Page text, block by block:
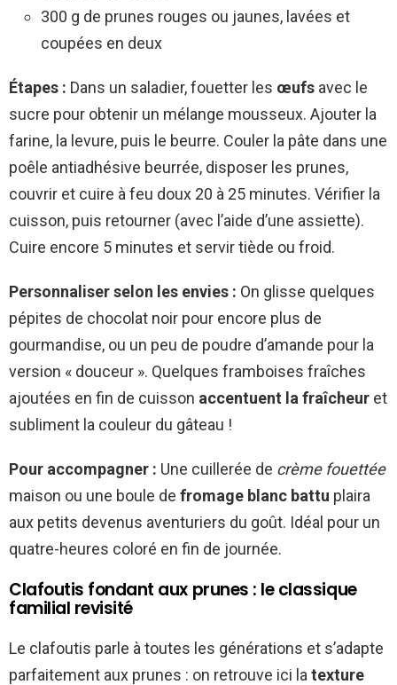
300 g de prunes rouges ou jaunes, lavées et
coupées en deux
Étapes : Dans un saladier, fouetter les œufs avec le
sucre pour obtenir un mélange mousseux. Ajouter la
farine, la levure, puis le beurre. Couler la pâte dans une
poêle antiadhésive beurrée, disposer les prunes,
couvrir et cuire à feu doux 20 à 25 minutes. Vérifier la
cuisson, puis retourner (avec l’aide d’une assiette).
Cuire encore 5 minutes et servir tiède ou froid.
Personnaliser selon les envies : On glisse quelques
pépites de chocolat noir pour encore plus de
gourmandise, ou un peu de poudre d’amande pour la
version « douceur ». Quelques framboises fraîches
ajoutées en fin de cuisson accentuent la fraîcheur et
subliment la couleur du gâteau !
Pour accompagner : Une cuillerée de crème fouettée
maison ou une boule de fromage blanc battu plaira
aux petits devenus aventuriers du goût. Idéal pour un
quatre-heures coloré en fin de journée.
Clafoutis fondant aux prunes : le classique
familial revisité
Le clafoutis parle à toutes les générations et s’adapte
parfaitement aux prunes : on retrouve ici la texture